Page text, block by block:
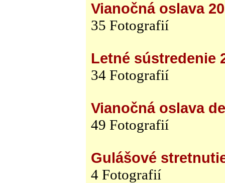
Vianočná oslava
35 Fotografií
Letné sústredenie
34 Fotografií
Vianočná oslava
49 Fotografií
Gulášové
4 Fotografií